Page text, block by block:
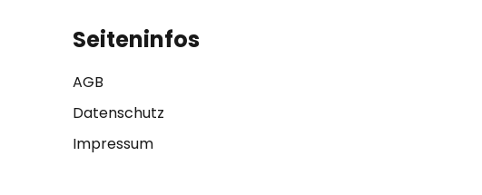
Seiteninfos
AGB
Datenschutz
Impressum